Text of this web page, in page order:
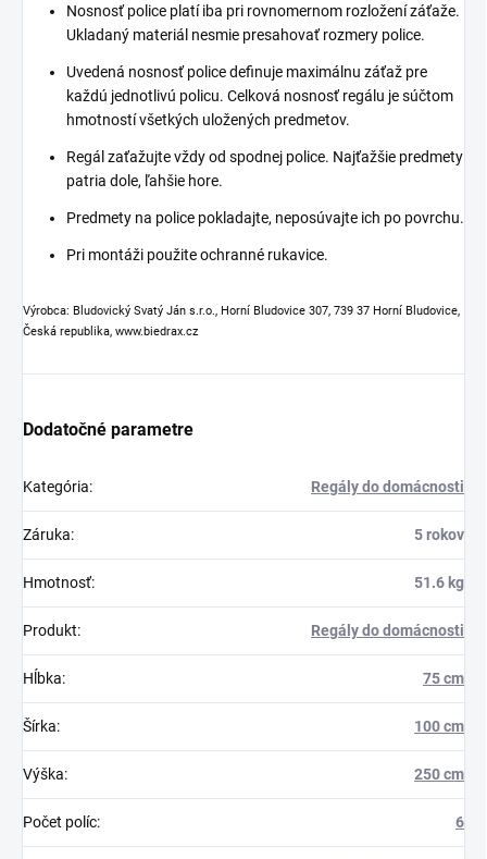
Nosnosť police platí iba pri rovnomernom rozložení záťaže.
Ukladaný materiál nesmie presahovať rozmery police.
Uvedená nosnosť police definuje maximálnu záťaž pre
každú jednotlivú policu. Celková nosnosť regálu je súčtom
hmotností všetkých uložených predmetov.
Regál zaťažujte vždy od spodnej police. Najťažšie predmety
patria dole, ľahšie hore.
Predmety na police pokladajte, neposúvajte ich po povrchu.
Pri montáži použite ochranné rukavice.
Výrobca: Bludovický Svatý Ján s.r.o., Horní Bludovice 307, 739 37 Horní Bludovice,
Česká republika, www.biedrax.cz
Dodatočné parametre
Kategória: Regály do domácnosti
Záruka: 5 rokov
Hmotnosť: 51.6 kg
Produkt: Regály do domácnosti
Hĺbka: 75 cm
Šírka: 100 cm
Výška: 250 cm
Počet políc: 6